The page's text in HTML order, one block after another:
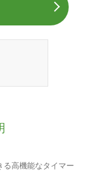
る高機能なタイマー